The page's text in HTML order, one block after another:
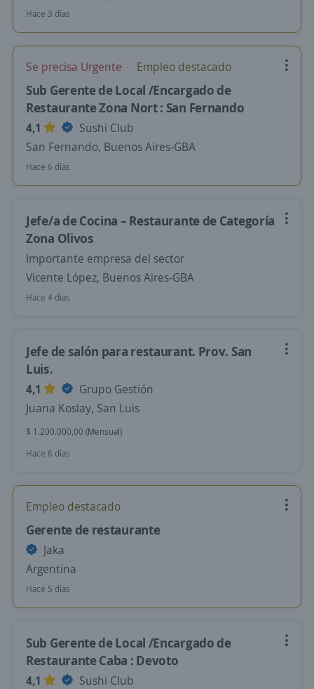
Hace 3 días
Se precisa Urgente Empleo destacado
Sub Gerente de Local /Encargado de
Restaurante Zona Nort : San Fernando
4,1
Sushi Club
San Fernando, Buenos Aires-GBA
Hace 6 días
Jefe/a de Cocina – Restaurante de Categoría
Zona Olivos
Importante empresa del sector
Vicente López, Buenos Aires-GBA
Hace 4 días
Jefe de salón para restaurant. Prov. San
Luis.
4,1
Grupo Gestión
Juana Koslay, San Luis
$ 1.200.000,00 (Mensual)
Hace 6 días
Empleo destacado
Gerente de restaurante
Jaka
Argentina
Hace 5 días
Sub Gerente de Local /Encargado de
Restaurante Caba : Devoto
4,1
Sushi Club